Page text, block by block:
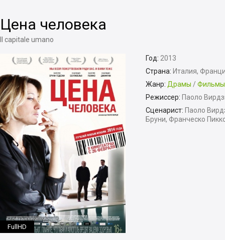
Цена человека
Il capitale umano
FullHD
Год: 2013
Страна: Италия,
Жанр: Драмы / Фильмы
Режиссер: Паоло
Сценарист: Паоло
Бруни, Франческо